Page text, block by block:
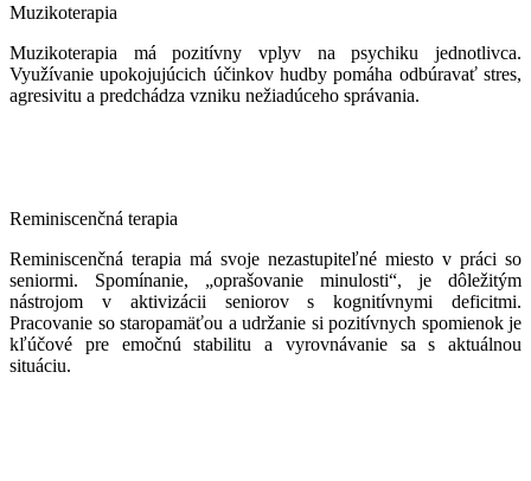
Muzikoterapia
Muzikoterapia má pozitívny vplyv na psychiku jednotlivca.
Využívanie upokojujúcich účinkov hudby pomáha odbúravať stres,
agresivitu a predchádza vzniku nežiadúceho správania.
Reminiscenčná terapia
Reminiscenčná terapia má svoje nezastupiteľné miesto v práci so
seniormi. Spomínanie, „oprašovanie minulosti“, je dôležitým
nástrojom v aktivizácii seniorov s kognitívnymi deficitmi.
Pracovanie so staropamäťou a udržanie si pozitívnych spomienok je
kľúčové pre emočnú stabilitu a vyrovnávanie sa s aktuálnou
situáciu.